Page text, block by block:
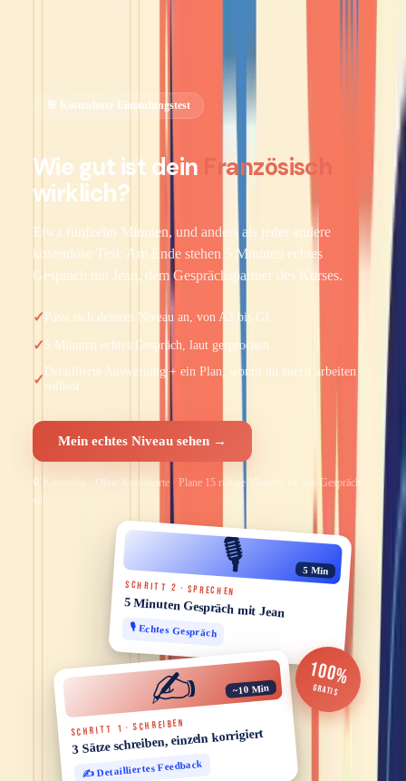
🎯 Kostenloser Einstufungstest
Wie gut ist dein
Französisch
wirklich?
Etwa fünfzehn Minuten, und anders als jeder andere
kostenlose Test: Am Ende stehen 5 Minuten echtes
Gespräch mit Jean, dem Gesprächspartner des Kurses.
✓ Passt sich deinem Niveau an, von A2 bis C1
✓ 5 Minuten echtes Gespräch, laut gesprochen
✓ Detaillierte Auswertung + ein Plan, womit du zuerst arbeiten
solltest
Mein echtes Niveau sehen →
🔒 Kostenlos · Ohne Kreditkarte · Plane 15 ruhige Minuten für das Gespräch
ein
100%
GRATIS
✍️ ~10 Min
SCHRITT 1 · SCHREIBEN
3 Sätze schreiben, einzeln korrigiert
✍️ Detailliertes Feedback
🎙️ 5 Min
SCHRITT 2 · SPRECHEN
5 Minuten Gespräch mit Jean
🎙️ Echtes Gespräch